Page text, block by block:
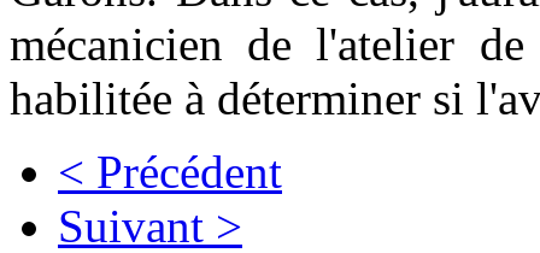
mécanicien de l'atelier
habilitée à déterminer si
< Précédent
Suivant >